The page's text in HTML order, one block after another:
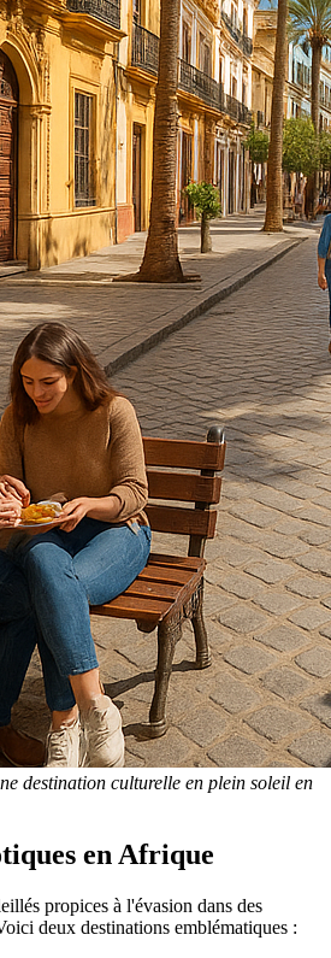
destination culturelle en plein soleil en
en Afrique
propices à l'évasion dans des
deux destinations emblématiques :